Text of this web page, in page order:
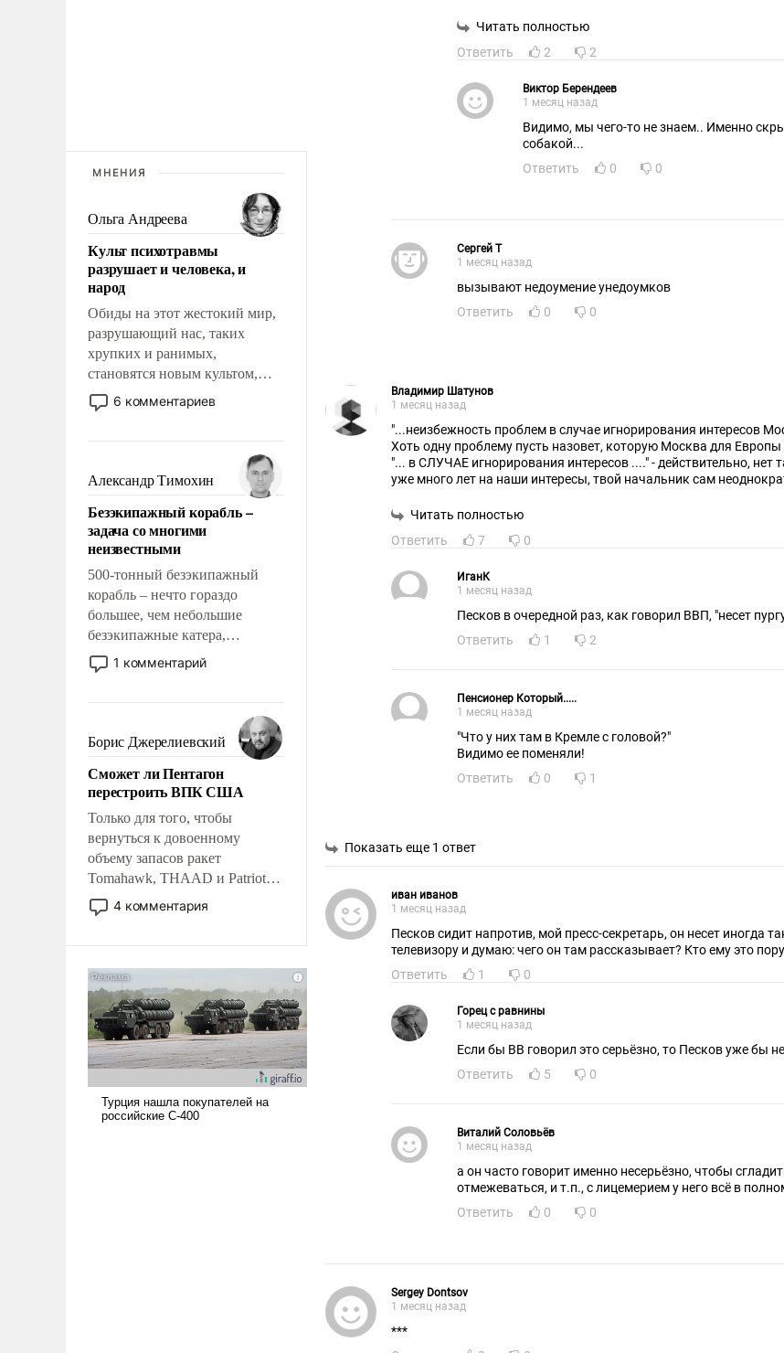
МНЕНИЯ
Ольга Андреева
Культ психотравмы
разрушает и человека, и
народ
Обиды на этот жестокий мир,
разрушающий нас, таких
хрупких и ранимых,
становятся новым культом,
постепенно вытесняя и
отменяя традиционное
мужественным и твердым под
ударами судьбы, брать на себя
ответственность, помогать
слабым, идти вперед и
адаптироваться.
6 комментариев
Александр Тимохин
Безэкипажный корабль –
задача со многими
неизвестными
500-тонный безэкипажный
корабль – нечто гораздо
большее, чем небольшие
безэкипажные катера,
применение которых уже
стало обыденностью. Задача по
сложна и амбициозна. Однако
и ее реализация радикально
поднимет наши боевые
возможности.
1 комментарий
Борис Джерелиевский
Сможет ли Пентагон
перестроить ВПК США
Только для того, чтобы
вернуться к довоенному
объему запасов ракет
Tomahawk, THAAD и Patriot
США потребуется более трех
лет. Даже небольшая война с
Сложившаяся ситуация
означает многолетний период
уязвимости США, например,
перед Китаем.
4 комментария
полномочиями, способными определять политику
Читать полностью
Ответить
2 2
Виктор Берендеев
1 месяц назад
Видимо, мы чего-то не знаем.. Именно
собакой...
Ответить
0 0
Cepгeй T
1 месяц назад
вызывают недоумение унедоумков
Ответить
0 0
Владимир Шатунов
1 месяц назад
"...неизбежность проблем в случае игнорирования интересов
Хоть одну проблему пусть назовет, которую Москва для
"... в СЛУЧАЕ игнорирования интересов ...." - действительно, нет
уже много лет на наши интересы, твой начальник сам
Что у них там в Кремле с головой?
Читать полностью
Ответить
7 0
ИганК
1 месяц назад
Песков в очередной раз, как говорил ВВП, "несет
Ответить
1 2
Пенсионер Который.....
1 месяц назад
"Что у них там в Кремле с головой?"
Видимо ее поменяли!
Ответить
0 1
Показать еще 1 ответ
иван иванов
1 месяц назад
Песков сидит напротив, мой пресс-секретарь, он несет иногда
телевизору и думаю: чего он там рассказывает? Кто ему это
Ответить
1 0
Горец с равнины
1 месяц назад
Если бы ВВ говорил это серьёзно, то Песков уже бы
Ответить
5 0
Виталий Соловьёв
1 месяц назад
а он часто говорит именно несерьёзно, чтобы
отмежеваться, и т.п., с лицемерием у него всё в
Ответить
0 0
Sergey Dontsov
1 месяц назад
***